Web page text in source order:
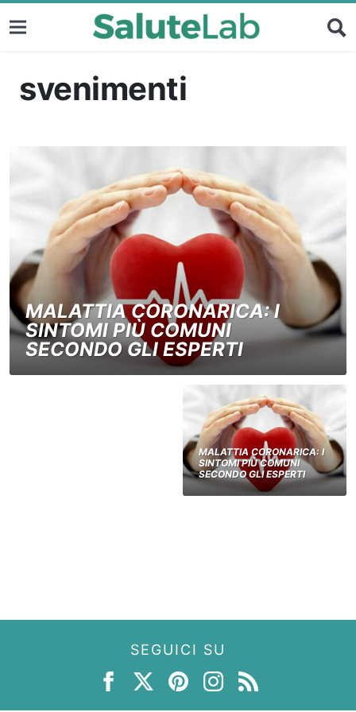
svenimenti
MALATTIA CORONARICA: I
SINTOMI PIÙ COMUNI
SECONDO GLI ESPERTI
MALATTIA CORONARICA: I
SINTOMI PIÙ COMUNI
SECONDO GLI ESPERTI
SEGUICI SU